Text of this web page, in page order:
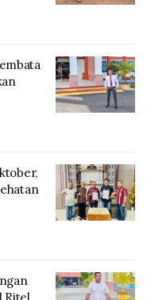
20 Oktober 2025
PRINT-
Oktober 2025 dan
Ritel